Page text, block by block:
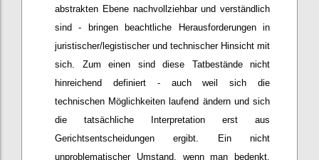
abstrakten Ebene nachvollziehbar und verständlich
sind - bringen beachtliche Herausforderungen in
juristischer/legistischer und technischer Hinsicht mit
sich. Zum einen sind diese Tatbestände nicht
hinreichend definiert - auch weil sich die
technischen Möglichkeiten laufend ändern und sich
die tatsächliche Interpretation erst aus
Gerichtsentscheidungen ergibt. Ein nicht
unproblematischer Umstand, wenn man bedenkt,